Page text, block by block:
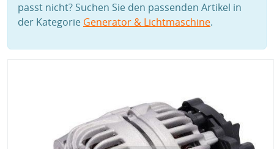
passt nicht? Suchen Sie den passenden Artikel in
der Kategorie Generator & Lichtmaschine.